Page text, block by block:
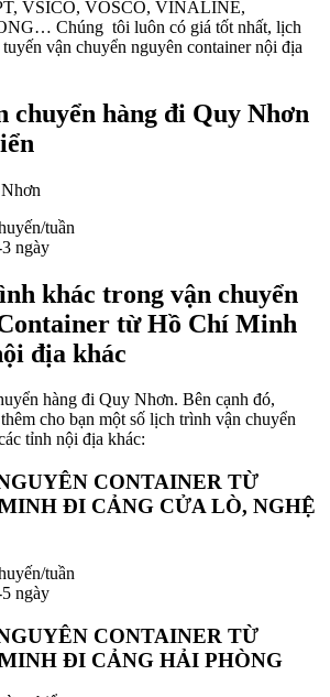
VSICO, VOSCO, VINALINE,
Chúng tôi luôn có giá tốt nhất, lịch
vận chuyển nguyên container nội địa
hàng đi Quy Nhơn
tuần
ngày
khác trong vận chuyển
từ Hồ Chí Minh
địa khác
hàng đi Quy Nhơn. Bên cạnh đó,
cho bạn một số lịch trình vận chuyển
tỉnh nội địa khác:
CONTAINER TỪ
ĐI CẢNG CỬA LÒ, NGHỆ
tuần
ngày
CONTAINER TỪ
ĐI CẢNG HẢI PHÒNG